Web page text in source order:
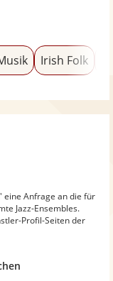
Irish Folk
eine Anfrage an die für
Jazz-Ensembles.
Profil-Seiten der